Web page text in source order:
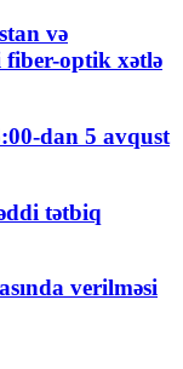
və
fiber-optik xətlə
dan 5 avqust
tətbiq
verilməsi